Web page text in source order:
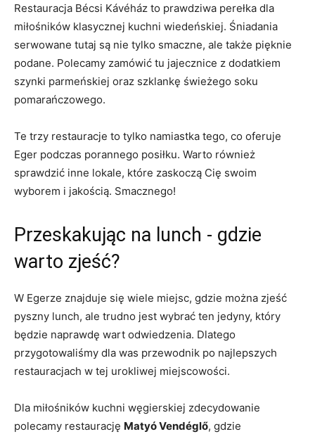
Restauracja Bécsi Kávéház to prawdziwa perełka dla
‍miłośników klasycznej kuchni wiedeńskiej. ⁣Śniadania
serwowane tutaj są nie tylko⁤ smaczne, ⁣ale ‌także pięknie
podane.​ Polecamy‍ zamówić tu‍ jajecznice z dodatkiem
szynki parmeńskiej oraz szklankę świeżego soku
‍pomarańczowego.
Te trzy restauracje to tylko namiastka tego, ⁢co oferuje
Eger podczas porannego posiłku. ‍Warto również
sprawdzić inne lokale, które zaskoczą Cię swoim
wyborem i​ jakością. Smacznego!
Przeskakując na lunch -⁢ gdzie
warto zjeść?
W Egerze znajduje⁤ się wiele miejsc, gdzie⁢ można zjeść
⁤pyszny lunch, ale trudno⁢ jest wybrać‌ ten jedyny,⁣ który
będzie⁢ naprawdę wart ​odwiedzenia. Dlatego
⁣przygotowaliśmy dla was przewodnik​ po najlepszych
restauracjach w tej urokliwej miejscowości.
Dla miłośników ‍kuchni węgierskiej zdecydowanie
polecamy ‌restaurację Matyó Vendéglő, gdzie‍